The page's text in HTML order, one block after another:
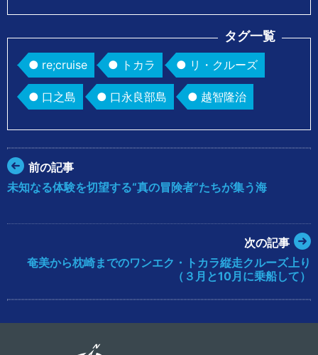
タグ一覧
re;cruise トカラ リ・クルーズ
口之島 口永良部島 越智隆治
前の記事
未知なる体験を切望する“真の冒険者”たちが集う海
次の記事
奄美から枕崎までのワンエク・トカラ縦走クルーズ上り
（３月と10月に乗船して）